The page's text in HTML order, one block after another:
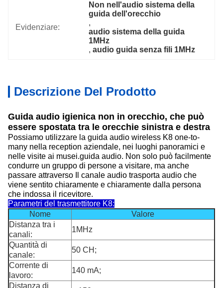
Evidenziare:
Non nell'audio sistema della
guida dell'orecchio
,
audio sistema della guida
1MHz
, audio guida senza fili 1MHz
Descrizione Del Prodotto
Guida audio igienica non in orecchio, che può
essere spostata tra le orecchie sinistra e destra
Possiamo utilizzare la guida audio wireless K8 one-to-
many nella reception aziendale, nei luoghi panoramici e
nelle visite ai musei.guida audio. Non solo può facilmente
condurre un gruppo di persone a visitare, ma anche
passare attraverso Il canale audio trasporta audio che
viene sentito chiaramente e chiaramente dalla persona
che indossa il ricevitore.
Parametri del trasmettitore K8:
Nome
Valore
Distanza tra i
canali:
1MHz
Quantità di
canale:
50 CH;
Corrente di
lavoro:
140 mA;
Distanza di